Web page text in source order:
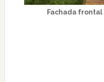
Fachada frontal